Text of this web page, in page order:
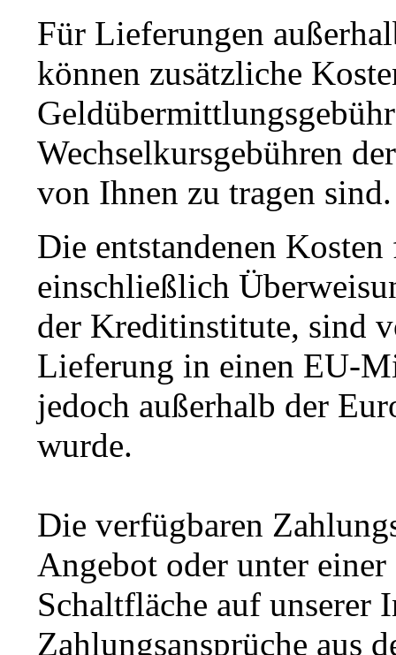
Für Lieferungen
können zusätzliche
Wechselkursgebühren
von Ihnen zu tragen sind.
Die entstandenen
einschließlich
der Kreditinstitute, sind
Lieferung in einen EU-
jedoch außerhalb der
wurde.
Die verfügbaren
Angebot oder unter einer
Schaltfläche auf unserer
Zahlungsansprüche aus